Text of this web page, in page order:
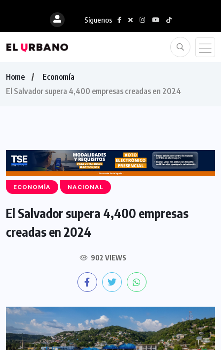
Síguenos
Home
Economía
El Salvador supera 4,400 empresas creadas en 2024
ECONOMÍA NACIONAL
El Salvador supera 4,400 empresas
creadas en 2024
902 VIEWS